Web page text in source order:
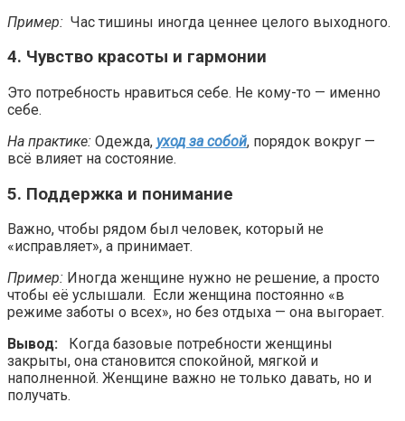
Пример: Час тишины иногда ценнее целого выходного.
4. Чувство красоты и гармонии
Это потребность нравиться себе. Не кому-то — именно
себе.
На практике: Одежда, уход за собой, порядок вокруг —
всё влияет на состояние.
5. Поддержка и понимание
Важно, чтобы рядом был человек, который не
«исправляет», а принимает.
Пример: Иногда женщине нужно не решение, а просто
чтобы её услышали. Если женщина постоянно «в
режиме заботы о всех», но без отдыха — она выгорает.
Вывод:
Когда базовые потребности женщины
закрыты, она становится спокойной, мягкой и
наполненной. Женщине важно не только давать, но и
получать.